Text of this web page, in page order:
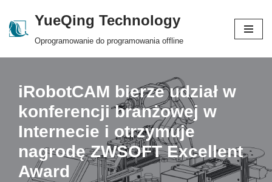
Skip
YueQing Technology
Oprogramowanie do programowania offline
iRobotCAM bierze udział w
konferencji branżowej w
Internecie i otrzymuje
nagrodę ZWSOFT Excellent
Award